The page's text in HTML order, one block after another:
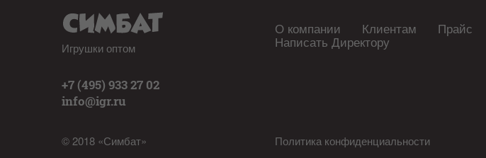
Игрушки оптом
+7 (495) 933 27 02
info@igr.ru
© 2018 «Симбат»
О компании Клиентам Прайс
Написать Директору
Политика конфиденциальности